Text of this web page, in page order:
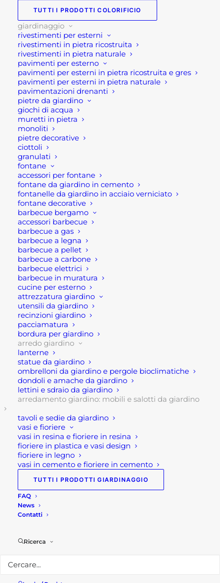
TUTTI I PRODOTTI COLORIFICIO
giardinaggio
rivestimenti per esterni
rivestimenti in pietra ricostruita
rivestimenti in pietra naturale
pavimenti per esterno
pavimenti per esterni in pietra ricostruita e gres
pavimenti per esterni in pietra naturale
pavimentazioni drenanti
pietre da giardino
giochi di acqua
muretti in pietra
monoliti
pietre decorative
ciottoli
granulati
fontane
accessori per fontane
fontane da giardino in cemento
fontanelle da giardino in acciaio verniciato
fontane decorative
barbecue bergamo
accessori barbecue
barbecue a gas
barbecue a legna
barbecue a pellet
barbecue a carbone
barbecue elettrici
barbecue in muratura
cucine per esterno
attrezzatura giardino
utensili da giardino
recinzioni giardino
pacciamatura
bordura per giardino
arredo giardino
lanterne
statue da giardino
ombrelloni da giardino e pergole bioclimatiche
dondoli e amache da giardino
lettini e sdraio da giardino
arredamento giardino: mobili e salotti da giardino
tavoli e sedie da giardino
vasi e fioriere
vasi in resina e fioriere in resina
fioriere in plastica e vasi design
fioriere in legno
vasi in cemento e fioriere in cemento
TUTTI I PRODOTTI GIARDINAGGIO
FAQ
News
Contatti
Ricerca
Descrizione
Salotto esterno in corda
Sandy 3P
Il salotto da esterno in corda modello Sandy 3P in
corda è un moderno e, soprattutto di tendenza,
salotto per giardino. Questo salotto completo è
composto da un divano, due poltrone e un
tavolino d’appoggio. Si tratta di un mobilio dalle
line moderne, morbide, essenziali. In aggiunta il
rivestimento in corda naturale, contribuisce a
renderlo un complemento d’arredo di unico nel
sue genere. E’ un complemento d’arredo dal forte
impatto estetico, dunque, ideale per qualsiasi
spazio esterno, giardini, terrazze e balconi.
Questo modello è di mobili da giardino è costituito
da un struttura in alluminio verniciato a polvere
antracite, il rivestimento in corda e cuscini in tinta
comodi e soprattutto idrorepellenti e sfoderabili.
E’ importante indicare che il salotto da esterno
antracite possiede le seguenti dimensioni, divano
191x80x75 cm cm, poltrone 81x80x75 h cm e
tavolino 90x62x27,5 cm. Pertanto, questo
incantevole salotto può ospitare fino a 5 persone
sedute (3P).
Certamente la componente estetica è ricercata e
grazie alla corda, alla tonalità antracite e al piano
che lo rende dal punto estetico impareggiabile!
Infine, questo salotto per giardino da esterno in
corda Sandy è di buona qualità, pratico, facile da
pulire, resistente agli agenti atmosferici.
Caratteristiche tecniche:
Dimensioni: Poltrona: cm 81x80x75 ; Tavolino: cm
Colore: antracite
materiale: alluminio, corda
piano del tavolino in HPL